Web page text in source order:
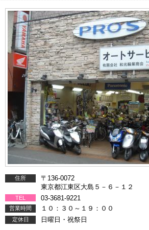
住所
〒136-0072
東京都江東区大島５－６－１２
TEL 03-3681-9221
営業時間 １０：３０～１９：００
定休日 日曜日・祝祭日